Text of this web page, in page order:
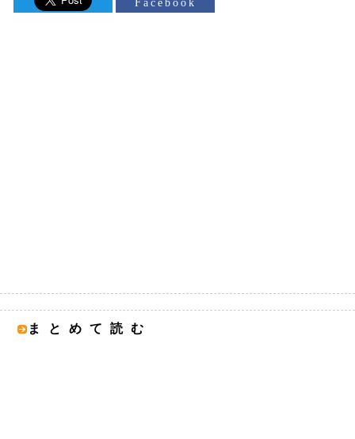
Facebook
まとめて読む